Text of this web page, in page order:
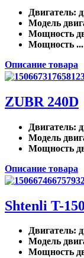
Двигатель:
Модель
Мощность
Мощность ...
Описание товара
ZUBR 240D
Двигатель:
Модель
Мощность
Описание товара
Shtenli T-
Двигатель:
Модель
Мощность